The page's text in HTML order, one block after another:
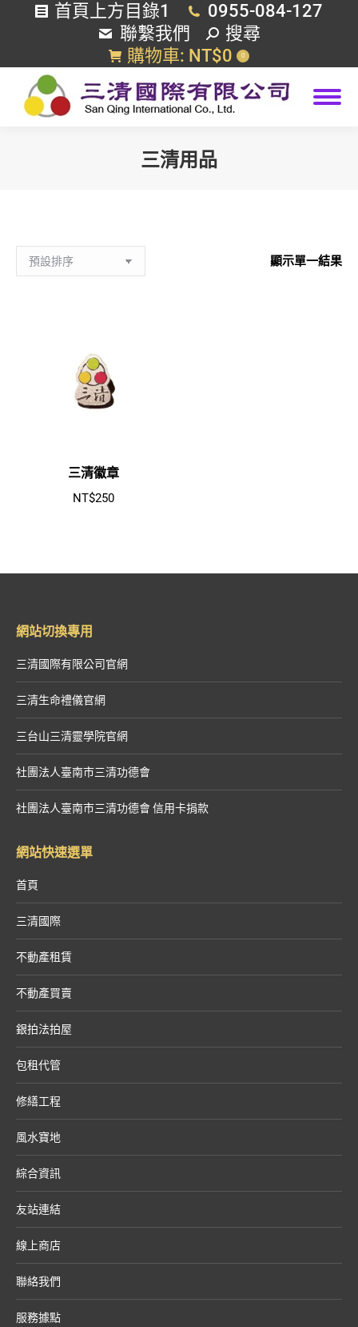
首頁上方目錄1
0955-084-127
聯繫我們
搜
索
搜尋
購物車: NT$0 0
三清用品
顯示單一結果
三清徽章
NT$250
網站切換專用
三清國際有限公司官網
三清生命禮儀官網
三台山三清靈學院官網
社團法人臺南市三清功德會
社團法人臺南市三清功德會 信用卡捐款
網站快速選單
首頁
三清國際
不動產租賃
不動產買賣
銀拍法拍屋
包租代管
修繕工程
風水寶地
綜合資訊
友站連結
線上商店
聯絡我們
服務據點